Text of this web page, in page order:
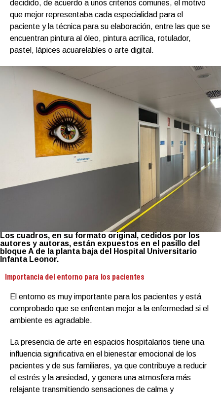
decidido, de acuerdo a unos criterios comunes, el motivo
que mejor representaba cada especialidad para el
paciente y la técnica para su elaboración, entre las que se
encuentran pintura al óleo, pintura acrílica, rotulador,
pastel, lápices acuarelables o arte digital.
Los cuadros, en su formato original, cedidos por los
autores y autoras, están expuestos en el pasillo del
bloque A de la planta baja del Hospital Universitario
Infanta Leonor.
Importancia del entorno para los pacientes
El entorno es muy importante para los pacientes y está
comprobado que se enfrentan mejor a la enfermedad si el
ambiente es agradable.
La presencia de arte en espacios hospitalarios tiene una
influencia significativa en el bienestar emocional de los
pacientes y de sus familiares, ya que contribuye a reducir
el estrés y la ansiedad, y genera una atmosfera más
relajante transmitiendo sensaciones de calma y